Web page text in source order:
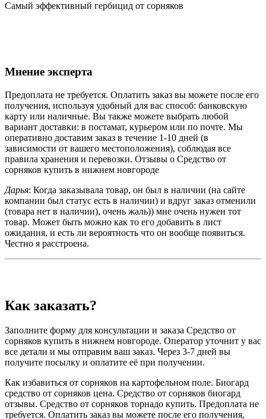
Самый эффективный гербицид от сорняков
Мнение эксперта
Предоплата не требуется. Оплатить заказ вы можете после его
получения, используя удобный для вас способ: банковскую
карту или наличные. Вы также можете выбрать любой
вариант доставки: в постамат, курьером или по почте. Мы
оперативно доставим заказ в течение 1-10 дней (в
зависимости от вашего местоположения), соблюдая все
правила хранения и перевозки. Отзывы о Средство от
сорняков купить в нижнем новгороде
Дарья: Когда заказывала товар, он был в наличии (на сайте
компании был статус есть в наличии) и вдруг заказ отменили
(товара нет в наличии), очень жаль)) мне очень нужен тот
товар. Может быть можно как то его добавить в лист
ожидания, и есть ли вероятность что он вообще появиться.
Честно я расстроена.
Как заказать?
Заполните форму для консультации и заказа Средство от
сорняков купить в нижнем новгороде. Оператор уточнит у вас
все детали и мы отправим ваш заказ. Через 3-7 дней вы
получите посылку и оплатите её при получении.
Как избавиться от сорняков на картофельном поле. Биогард
средство от сорняков цена. Средство от сорняков биогард
отзывы. Средство от сорняков торнадо купить. Предоплата не
требуется. Оплатить заказ вы можете после его получения,